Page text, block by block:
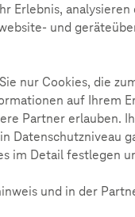
Erlebnis,
und
nur Cookies, die
auf Ihrem
Partner erlauben.
Datenschutzniveau
im Detail festlegen
und in der